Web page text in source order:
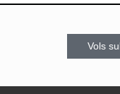
Vols